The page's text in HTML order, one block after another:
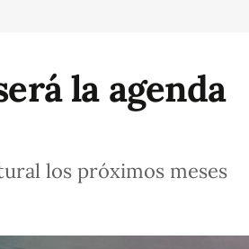
la agenda
los próximos meses